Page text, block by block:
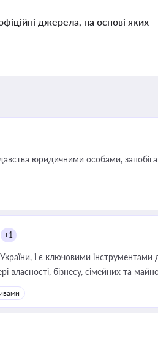
джерела, на основі яких
юридичними особами,
+1
і є ключовими інструментами
власності, бізнесу, сімейних та